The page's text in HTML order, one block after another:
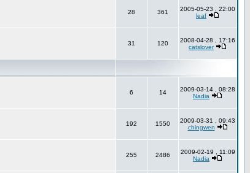
28 361
2005-05-23 , 22:00
leaf
31 120
2008-04-28 , 17:16
catslover
6 14
2009-03-14 , 08:28
Nadia
192 1550
2009-03-31 , 09:43
chingwen
255 2486
2009-02-19 , 11:09
Nadia